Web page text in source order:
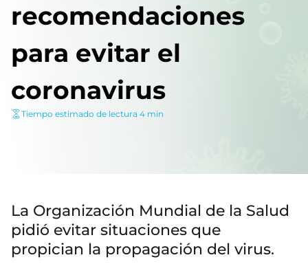
recomendaciones
para evitar el
coronavirus
Tiempo estimado de lectura 4 min
La Organización Mundial de la Salud
pidió evitar situaciones que
propician la propagación del virus.